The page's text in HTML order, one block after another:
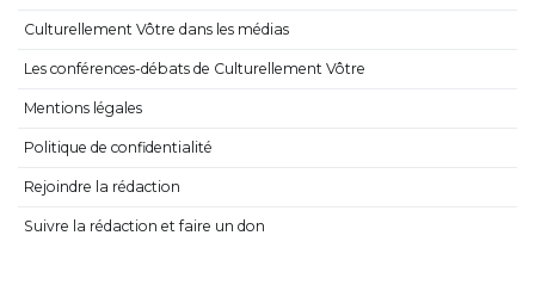
Culturellement Vôtre dans les médias
Les conférences-débats de Culturellement Vôtre
Mentions légales
Politique de confidentialité
Rejoindre la rédaction
Suivre la rédaction et faire un don